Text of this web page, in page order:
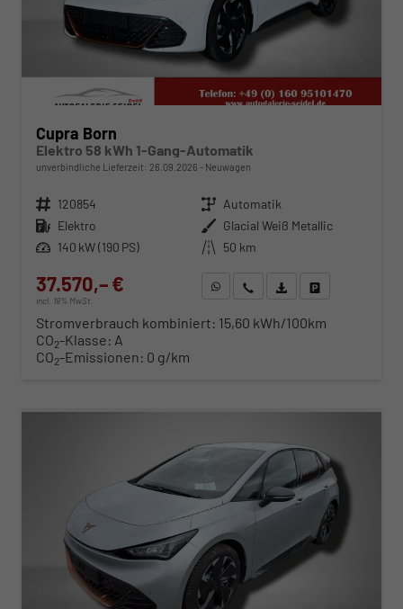
Cupra Born
Elektro 58 kWh 1-Gang-Automatik
unverbindliche Lieferzeit: 26.09.2026 Neuwagen
Fahrzeugnr. 120854 Getriebe Automatik
Kraftstoff Elektro Außenfarbe Glacial Weiß Metallic
Leistung 140 kW (190 PS) Kilometerstand 50 km
37.570,– €
incl. 19% MwSt.
WhatsApp anfragen
Wir rufen Sie anFahrzeugexposé (PDF)
Stromverbrauch kombiniert: 15,60 kWh/100km
CO2-Klasse: A
CO2-Emissionen: 0 g/km